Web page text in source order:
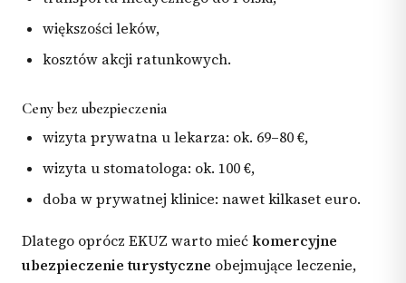
większości leków,
kosztów akcji ratunkowych.
Ceny bez ubezpieczenia
wizyta prywatna u lekarza: ok. 69–80 €,
wizyta u stomatologa: ok. 100 €,
doba w prywatnej klinice: nawet kilkaset euro.
Dlatego oprócz EKUZ warto mieć komercyjne
ubezpieczenie turystyczne obejmujące leczenie,